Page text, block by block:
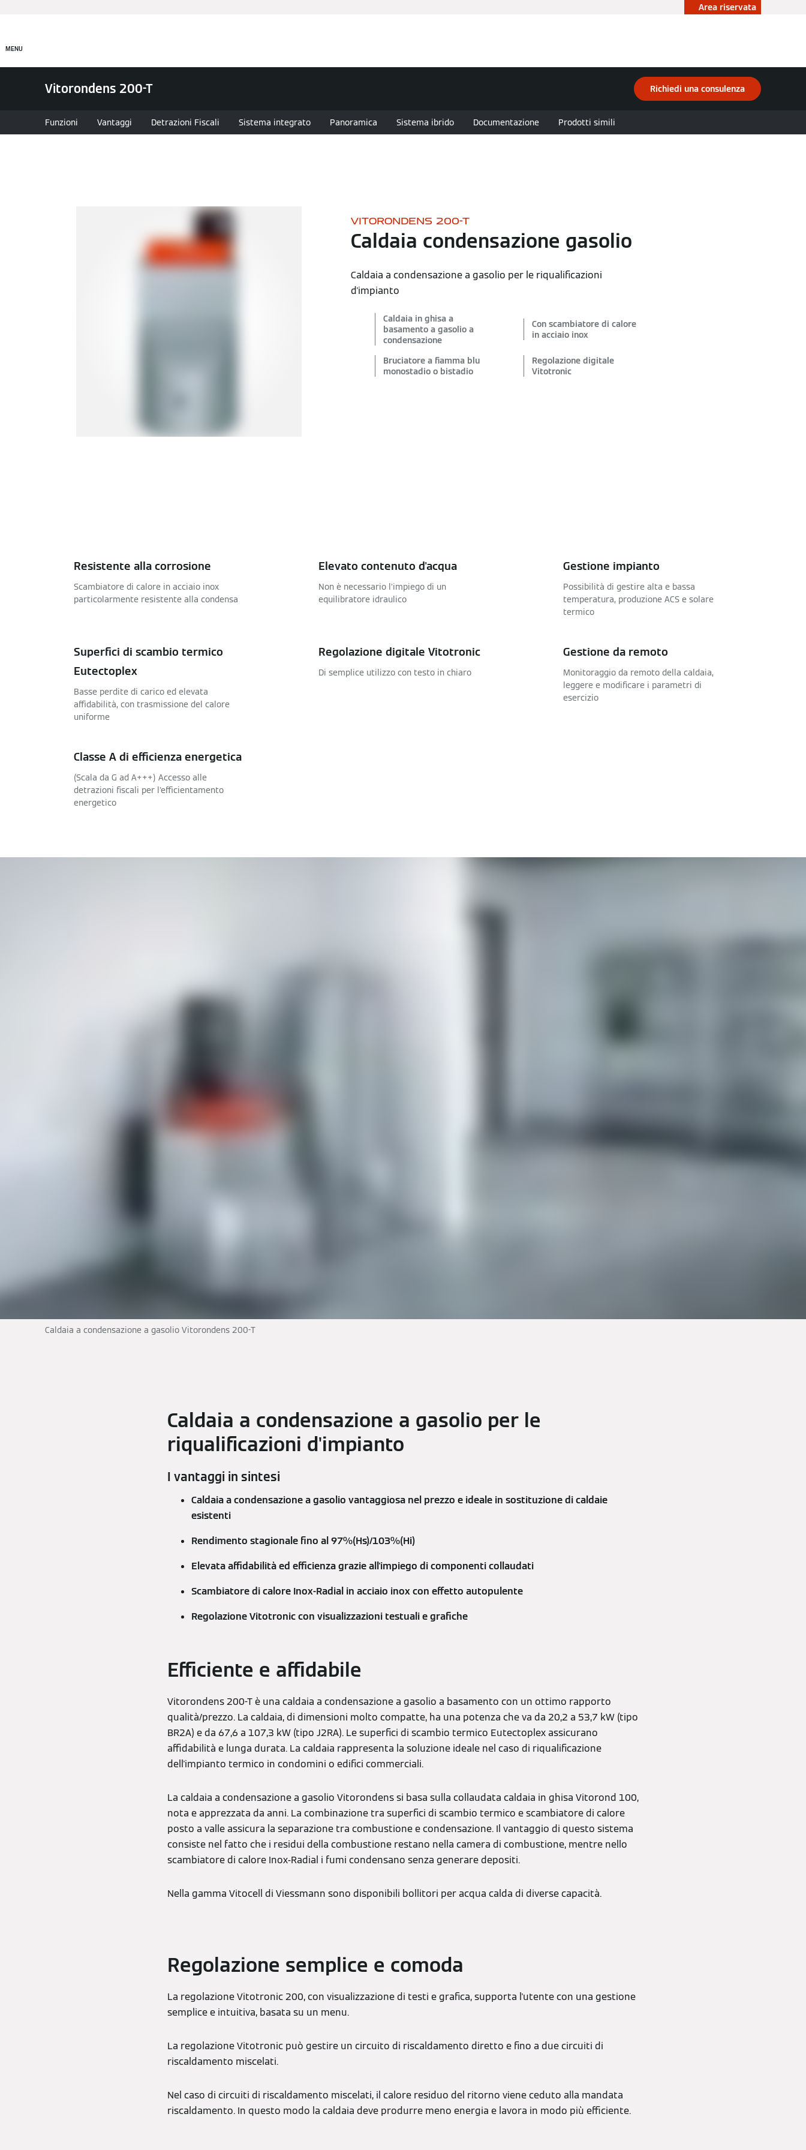
Area riservata
MENU
Vitorondens 200-T Richiedi una consulenza
Funzioni Vantaggi Detrazioni Fiscali Sistema integrato Panoramica Sistema ibrido Documentazione Prodotti simili
VITORONDENS 200-T
Caldaia condensazione gasolio
Caldaia a condensazione a gasolio per le riqualificazioni
d'impianto
Caldaia in ghisa a
basamento a gasolio a
condensazione
Con scambiatore di calore
in acciaio inox
Bruciatore a fiamma blu
monostadio o bistadio
Regolazione digitale
Vitotronic
Resistente alla corrosione
Scambiatore di calore in acciaio inox
particolarmente resistente alla condensa
Elevato contenuto d'acqua
Non è necessario l‘impiego di un
equilibratore idraulico
Gestione impianto
Possibilità di gestire alta e bassa
temperatura, produzione ACS e solare
termico
Superfici di scambio termico
Eutectoplex
Basse perdite di carico ed elevata
affidabilità, con trasmissione del calore
uniforme
Regolazione digitale Vitotronic
Di semplice utilizzo con testo in chiaro
Gestione da remoto
Monitoraggio da remoto della caldaia,
leggere e modificare i parametri di
esercizio
Classe A di efficienza energetica
(Scala da G ad A+++) Accesso alle
detrazioni fiscali per l'efficientamento
energetico
Caldaia a condensazione a gasolio Vitorondens 200-T
Caldaia a condensazione a gasolio per le
riqualificazioni d'impianto
I vantaggi in sintesi
Caldaia a condensazione a gasolio vantaggiosa nel prezzo e ideale in sostituzione di caldaie
esistenti
Rendimento stagionale fino al 97%(Hs)/103%(Hi)
Elevata affidabilità ed efficienza grazie all'impiego di componenti collaudati
Scambiatore di calore Inox-Radial in acciaio inox con effetto autopulente
Regolazione Vitotronic con visualizzazioni testuali e grafiche
Efficiente e affidabile
Vitorondens 200-T è una caldaia a condensazione a gasolio a basamento con un ottimo rapporto
qualità/prezzo. La caldaia, di dimensioni molto compatte, ha una potenza che va da 20,2 a 53,7 kW (tipo
BR2A) e da 67,6 a 107,3 kW (tipo J2RA). Le superfici di scambio termico Eutectoplex assicurano
affidabilità e lunga durata. La caldaia rappresenta la soluzione ideale nel caso di riqualificazione
dell'impianto termico in condomini o edifici commerciali.
La caldaia a condensazione a gasolio Vitorondens si basa sulla collaudata caldaia in ghisa Vitorond 100,
nota e apprezzata da anni. La combinazione tra superfici di scambio termico e scambiatore di calore
posto a valle assicura la separazione tra combustione e condensazione. Il vantaggio di questo sistema
consiste nel fatto che i residui della combustione restano nella camera di combustione, mentre nello
scambiatore di calore Inox-Radial i fumi condensano senza generare depositi.
Nella gamma Vitocell di Viessmann sono disponibili bollitori per acqua calda di diverse capacità.
Regolazione semplice e comoda
La regolazione Vitotronic 200, con visualizzazione di testi e grafica, supporta l'utente con una gestione
semplice e intuitiva, basata su un menu.
La regolazione Vitotronic può gestire un circuito di riscaldamento diretto e fino a due circuiti di
riscaldamento miscelati.
Nel caso di circuiti di riscaldamento miscelati, il calore residuo del ritorno viene ceduto alla mandata
riscaldamento. In questo modo la caldaia deve produrre meno energia e lavora in modo più efficiente.